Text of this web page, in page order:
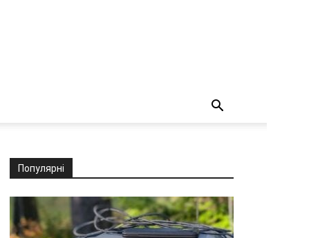
Популярні